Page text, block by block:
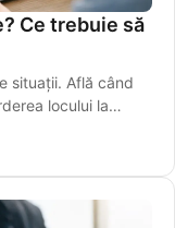
Ce trebuie să
situații. Află când
locului la